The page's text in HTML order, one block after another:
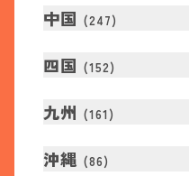
中国 (247)
四国 (152)
九州 (161 )
沖縄 (86)